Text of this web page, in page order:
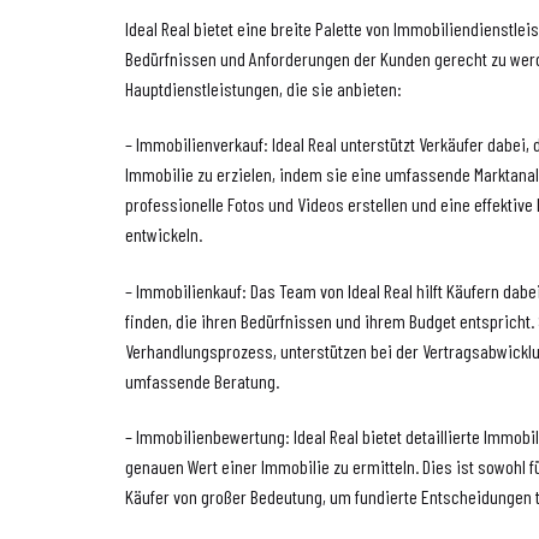
Ideal Real bietet eine breite Palette von
Bedürfnissen und Anforderungen der Kunden gerecht zu
Hauptdienstleistungen, die sie anbieten:
– Immobilienverkauf: Ideal Real unterstützt Verkäufer
Immobilie zu erzielen, indem sie eine umfassende
professionelle Fotos und Videos erstellen und eine
entwickeln.
– Immobilienkauf: Das Team von Ideal Real hilft Käufern
finden, die ihren Bedürfnissen und ihrem Budget
Verhandlungsprozess, unterstützen bei der
umfassende Beratung.
– Immobilienbewertung: Ideal Real bietet detaillierte
genauen Wert einer Immobilie zu ermitteln. Dies ist sowohl
Käufer von großer Bedeutung, um fundierte Entscheidungen